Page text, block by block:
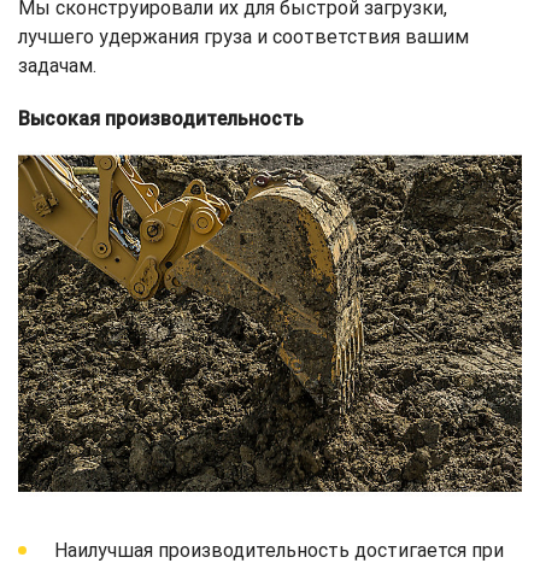
Мы сконструировали их для быстрой загрузки,
лучшего удержания груза и соответствия вашим
задачам.
Высокая производительность
Наилучшая производительность достигается при